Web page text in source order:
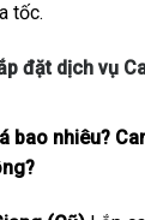
tốc.
đặt dịch vụ
bao nhiêu?